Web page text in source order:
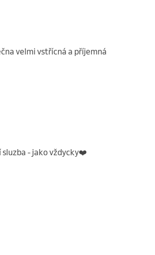
velmi vstřícná a příjemná
sluzba - jako vždycky❤️